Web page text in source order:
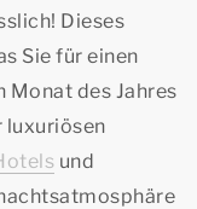
Dieses
Sie für einen
des Jahres
luxuriösen
und